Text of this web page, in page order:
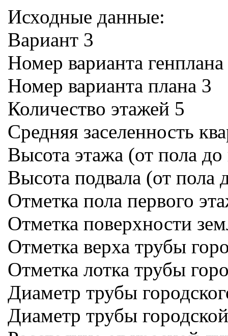
Исходные данные:
Вариант 3
Номер варианта
Номер варианта плана 3
Количество этажей 5
Средняя заселенность
Высота этажа (от пола
Высота подвала (от пола
Отметка пола первого
Отметка поверхности
Отметка верха трубы
Отметка лотка трубы
Диаметр трубы
Диаметр трубы